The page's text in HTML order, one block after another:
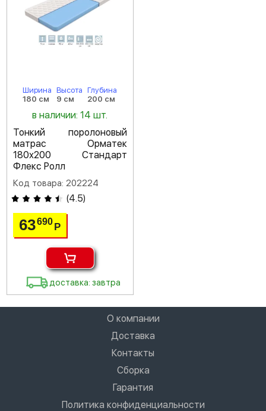
Ширина
180 см
Высота
9 см
Глубина
200 см
в наличии: 14 шт.
Тонкий поролоновый
матрас Орматек
180х200 Стандарт
Флекс Ролл
Код товара: 202224
(4.5)
63690Р
доставка: завтра
О компании
Доставка
Контакты
Сборка
Гарантия
Политика конфиденциальности